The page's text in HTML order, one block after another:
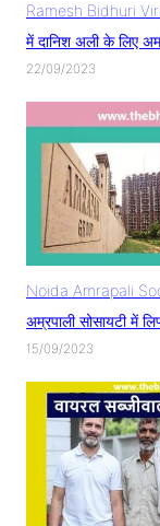
Ramesh Bidhuri
में दानिश अली के लिए
22/09/2023
Noida Amrapali
अम्रपाली सोसायटी में
15/09/2023